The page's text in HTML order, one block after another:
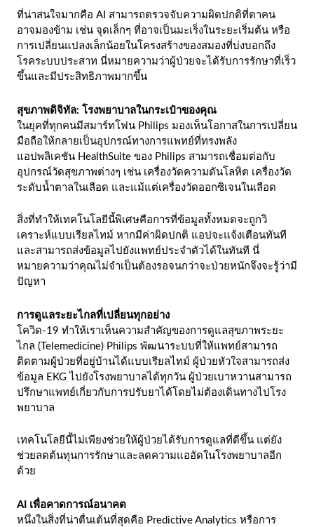
ที่น่าสนใจมากคือ AI สามารถตรวจจับความผิดปกติที่ตาคน
อาจมองข้าม เช่น จุดเล็กๆ ที่อาจเป็นมะเร็งในระยะเริ่มต้น หรือ
การเปลี่ยนแปลงเล็กน้อยในโครงสร้างของสมองที่บ่งบอกถึง
โรคระบบประสาท นี่หมายความว่าผู้ป่วยจะได้รับการรักษาที่เร็ว
ขึ้นและมีประสิทธิภาพมากขึ้น
สุขภาพดิจิทัล: โรงพยาบาลในกระเป๋าของคุณ
ในยุคที่ทุกคนมีสมาร์ทโฟน Philips มองเห็นโอกาสในการเปลี่ยน
มือถือให้กลายเป็นอุปกรณ์ทางการแพทย์ที่ทรงพลัง
แอปพลิเคชัน HealthSuite ของ Philips สามารถเชื่อมต่อกับ
อุปกรณ์วัดสุขภาพต่างๆ เช่น เครื่องวัดความดันโลหิต เครื่องวัด
ระดับน้ำตาลในเลือด และแม้แต่เครื่องวัดออกซิเจนในเลือด
สิ่งที่ทำให้เทคโนโลยีนี้พิเศษคือการที่ข้อมูลทั้งหมดจะถูกวิ
เคราะห์แบบเรียลไทม์ หากมีค่าผิดปกติ แอปจะแจ้งเตือนทันที
และสามารถส่งข้อมูลไปยังแพทย์ประจำตัวได้ในทันที นี่
หมายความว่าคุณไม่จำเป็นต้องรอจนกว่าจะป่วยหนักจึงจะรู้ว่ามี
ปัญหา
การดูแลระยะไกลที่เปลี่ยนทุกอย่าง
โควิด-19 ทำให้เราเห็นความสำคัญของการดูแลสุขภาพระยะ
ไกล (Telemedicine) Philips พัฒนาระบบที่ให้แพทย์สามารถ
ติดตามผู้ป่วยที่อยู่บ้านได้แบบเรียลไทม์ ผู้ป่วยหัวใจสามารถส่ง
ข้อมูล EKG ไปยังโรงพยาบาลได้ทุกวัน ผู้ป่วยเบาหวานสามารถ
ปรึกษาแพทย์เกี่ยวกับการปรับยาได้โดยไม่ต้องเดินทางไปโรง
พยาบาล
เทคโนโลยีนี้ไม่เพียงช่วยให้ผู้ป่วยได้รับการดูแลที่ดีขึ้น แต่ยัง
ช่วยลดต้นทุนการรักษาและลดความแออัดในโรงพยาบาลอีก
ด้วย
AI เพื่อคาดการณ์อนาคต
หนึ่งในสิ่งที่น่าตื่นเต้นที่สุดคือ Predictive Analytics หรือการ